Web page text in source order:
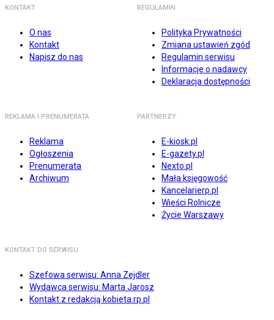
KONTAKT
O nas
Kontakt
Napisz do nas
REGULAMIN
Polityka Prywatności
Zmiana ustawień zgód
Regulamin serwisu
Informacje o nadawcy
Deklaracja dostępności
REKLAMA I PRENUMERATA
Reklama
Ogłoszenia
Prenumerata
Archiwum
PARTNERZY
E-kiosk.pl
E-gazety.pl
Nexto.pl
Mała księgowość
Kancelarierp.pl
Wieści Rolnicze
Życie Warszawy
KONTAKT DO SERWISU
Szefowa serwisu: Anna Zejdler
Wydawca serwisu: Marta Jarosz
Kontakt z redakcją kobieta.rp.pl